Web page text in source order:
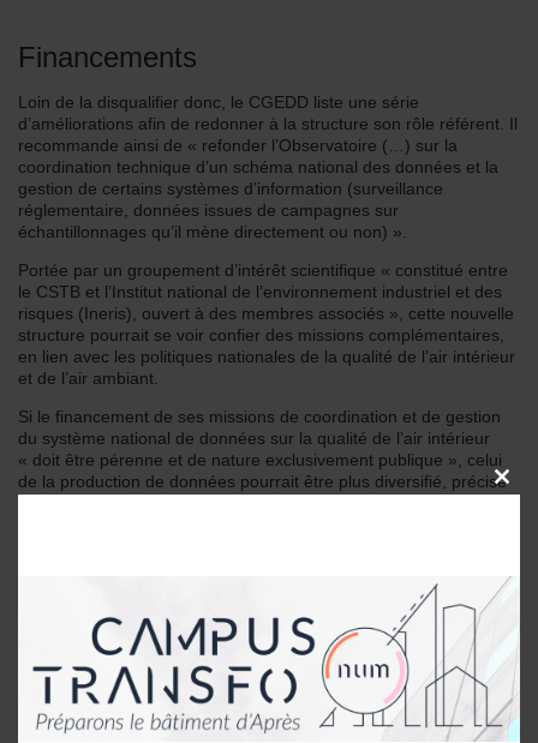
Financements
Loin de la disqualifier donc, le CGEDD liste une série
d’améliorations afin de redonner à la structure son rôle référent. Il
recommande ainsi de « refonder l’Observatoire (…) sur la
coordination technique d’un schéma national des données et la
gestion de certains systèmes d’information (surveillance
réglementaire, données issues de campagnes sur
échantillonnages qu’il mène directement ou non) ».
Portée par un groupement d’intérêt scientifique « constitué entre
le CSTB et l’Institut national de l’environnement industriel et des
risques (Ineris), ouvert à des membres associés », cette nouvelle
structure pourrait se voir confier des missions complémentaires,
en lien avec les politiques nationales de la qualité de l’air intérieur
et de l’air ambiant.
Si le financement de ses missions de coordination et de gestion
du système national de données sur la qualité de l’air intérieur
« doit être pérenne et de nature exclusivement publique », celui
de la production de données pourrait être plus diversifié, précise
convention pluriannuelle de l’établissement, applicable à
Rapport du CGEDD « Observatoire de la QAI – bilan et
perspectives »
CLOSE